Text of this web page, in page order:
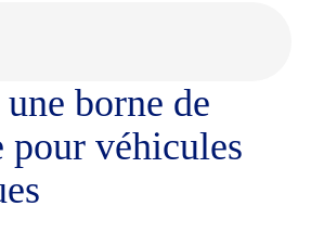
de l'énergie et du climat de la
Lyon
Dutrievoz
borne de
pour véhicules